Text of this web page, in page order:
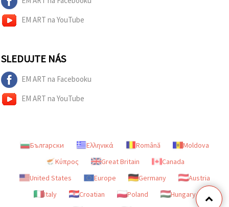
EM ART na YouTube
SLEDUJTE NÁS
EM ART na Facebooku
EM ART na YouTube
Български Ελληνικά Română
Moldova
Κύπρος
Great Britain
Canada
United States
Europe Germany
Austria
Italy
Croatian Poland
Hungary